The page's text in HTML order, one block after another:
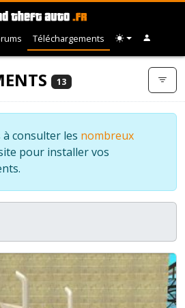
Téléchargements
13
à consulter les nombreux
pour installer vos